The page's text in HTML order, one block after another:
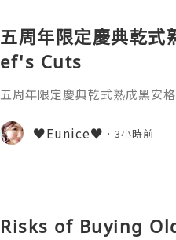
五周年限定慶典乾
ef's Cuts
五周年限定慶典乾式熟成黑安
♥Eunice♥ 3小時前
Risks of Buying